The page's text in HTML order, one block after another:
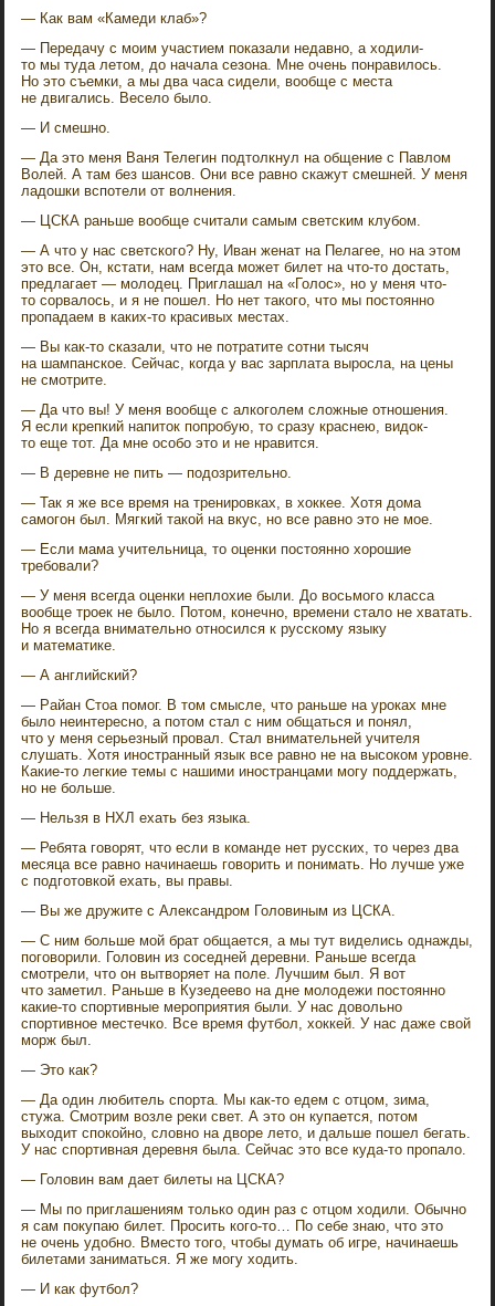
— Как вам «Камеди клаб»?
— Передачу с моим участием показали недавно, а ходили-
то мы туда летом, до начала сезона. Мне очень понравилось.
Но это съемки, а мы два часа сидели, вообще с места
не двигались. Весело было.
— И смешно.
— Да это меня Ваня Телегин подтолкнул на общение с Павлом
Волей. А там без шансов. Они все равно скажут смешней. У меня
ладошки вспотели от волнения.
— ЦСКА раньше вообще считали самым светским клубом.
— А что у нас светского? Ну, Иван женат на Пелагее, но на этом
это все. Он, кстати, нам всегда может билет на что-то достать,
предлагает — молодец. Приглашал на «Голос», но у меня что-
то сорвалось, и я не пошел. Но нет такого, что мы постоянно
пропадаем в каких-то красивых местах.
— Вы как-то сказали, что не потратите сотни тысяч
на шампанское. Сейчас, когда у вас зарплата выросла, на цены
не смотрите.
— Да что вы! У меня вообще с алкоголем сложные отношения.
Я если крепкий напиток попробую, то сразу краснею, видок-
то еще тот. Да мне особо это и не нравится.
— В деревне не пить — подозрительно.
— Так я же все время на тренировках, в хоккее. Хотя дома
самогон был. Мягкий такой на вкус, но все равно это не мое.
— Если мама учительница, то оценки постоянно хорошие
требовали?
— У меня всегда оценки неплохие были. До восьмого класса
вообще троек не было. Потом, конечно, времени стало не хватать.
Но я всегда внимательно относился к русскому языку
и математике.
— А английский?
— Райан Стоа помог. В том смысле, что раньше на уроках мне
было неинтересно, а потом стал с ним общаться и понял,
что у меня серьезный провал. Стал внимательней учителя
слушать. Хотя иностранный язык все равно не на высоком уровне.
Какие-то легкие темы с нашими иностранцами могу поддержать,
но не больше.
— Нельзя в НХЛ ехать без языка.
— Ребята говорят, что если в команде нет русских, то через два
месяца все равно начинаешь говорить и понимать. Но лучше уже
с подготовкой ехать, вы правы.
— Вы же дружите с Александром Головиным из ЦСКА.
— С ним больше мой брат общается, а мы тут виделись однажды,
поговорили. Головин из соседней деревни. Раньше всегда
смотрели, что он вытворяет на поле. Лучшим был. Я вот
что заметил. Раньше в Кузедеево на дне молодежи постоянно
какие-то спортивные мероприятия были. У нас довольно
спортивное местечко. Все время футбол, хоккей. У нас даже свой
морж был.
— Это как?
— Да один любитель спорта. Мы как-то едем с отцом, зима,
стужа. Смотрим возле реки свет. А это он купается, потом
выходит спокойно, словно на дворе лето, и дальше пошел бегать.
У нас спортивная деревня была. Сейчас это все куда-то пропало.
— Головин вам дает билеты на ЦСКА?
— Мы по приглашениям только один раз с отцом ходили. Обычно
я сам покупаю билет. Просить кого-то… По себе знаю, что это
не очень удобно. Вместо того, чтобы думать об игре, начинаешь
билетами заниматься. Я же могу ходить.
— И как футбол?